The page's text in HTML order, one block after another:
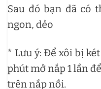
Sau đó bạn đã có
ngon, dẻo
* Lưu ý: Để xôi bị
phút mở nắp 1 lần
trên nắp nồi.